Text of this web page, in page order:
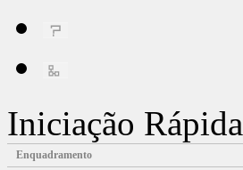
Iniciação Rápida
Enquadramento